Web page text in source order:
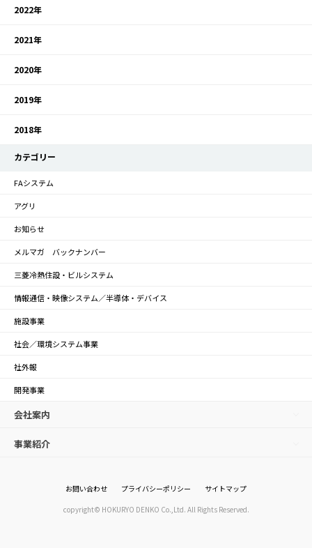
2022年
2021年
2020年
2019年
2018年
カテゴリー
FAシステム
アグリ
お知らせ
メルマガ バックナンバー
三菱冷熱住設・ビルシステム
情報通信・映像システム／半導体・デバイス
施設事業
社会／環境システム事業
社外報
開発事業
会社案内
事業紹介
お問い合わせ プライバシーポリシー
サイトマップ
copyright© HOKURYO DENKO Co.,Ltd. All Rights Reserved.